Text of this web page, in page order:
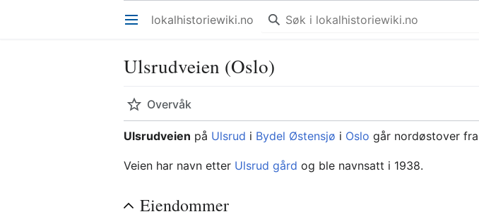
Åpne hovedmenyen lokalhistoriewiki.no
Ulsrudveien (Oslo)
Overvåk
Ulsrudveien på Ulsrud i Bydel Østensjø i Oslo går nordøstover fra
Veien har navn etter Ulsrud gård og ble navnsatt i 1938.
Eiendommer